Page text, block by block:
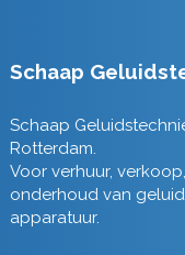
Schaap
Schaap
Rotterdam.
Voor verhuur,
onderhoud van
apparatuur.